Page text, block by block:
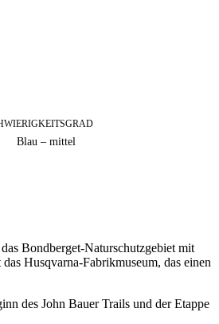
Blau – mittel
Bondberget-Naturschutzgebiet mit
Husqvarna-Fabrikmuseum, das einen
des John Bauer Trails und der Etappe